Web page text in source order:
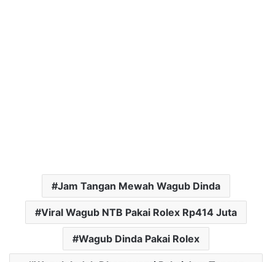
Jam Tangan Mewah Wagub Dinda
Viral Wagub NTB Pakai Rolex Rp414 Juta
Wagub Dinda Pakai Rolex